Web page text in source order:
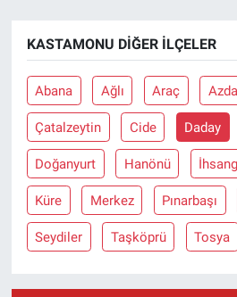
KASTAMONU DIĞER İLÇELER
Abana Ağlı Araç
Çatalzeytin Cide Daday
Doğanyurt Hanönü
Küre Merkez Pınarbaşı
Seydiler Taşköprü Tosya